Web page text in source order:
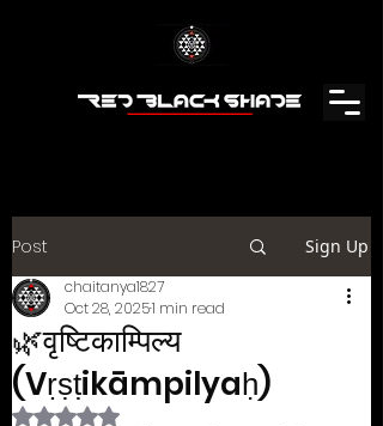
Post Sign Up
🌿वृष्टिकाम्पिल्य
(Vṛṣṭikāmpilyaḥ)
chaitanya1827
Oct 28, 20251 min read
Rated NaN out of 5 stars.